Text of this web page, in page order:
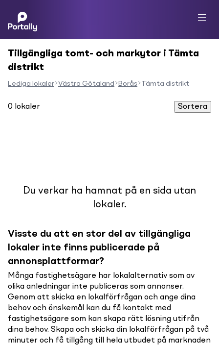
Tillgängliga tomt- och markytor i Tämta
distrikt
Lediga lokaler Västra Götaland Borås Tämta distrikt
0 lokaler Sortera
Du verkar ha hamnat på en sida utan
lokaler.
Visste du att en stor del av tillgängliga
lokaler inte finns publicerade på
annonsplattformar?
Många fastighetsägare har lokalalternativ som av
olika anledningar inte publiceras som annonser.
Genom att skicka en lokalförfrågan och ange dina
behov och önskemål kan du få kontakt med
fastighetsägare som kan skapa rätt lösning utifrån
dina behov. Skapa och skicka din lokalförfrågan på två
minuter och få tillgång till hela utbudet på marknaden